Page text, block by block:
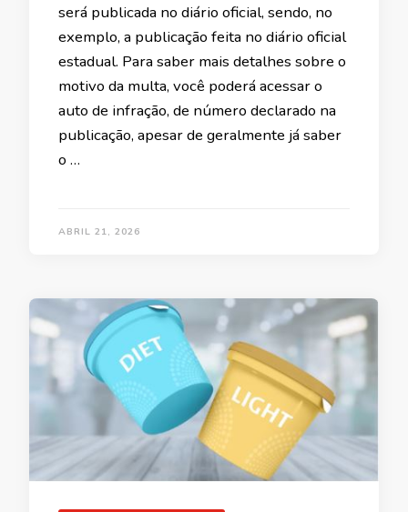
será publicada no diário oficial, sendo, no
exemplo, a publicação feita no diário oficial
estadual. Para saber mais detalhes sobre o
motivo da multa, você poderá acessar o
auto de infração, de número declarado na
publicação, apesar de geralmente já saber
o …
ABRIL 21, 2026